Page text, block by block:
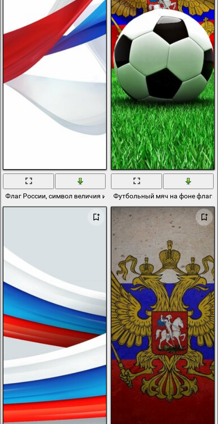
Флаг России, символ величия и единстваФутбольный мяч на фоне флага